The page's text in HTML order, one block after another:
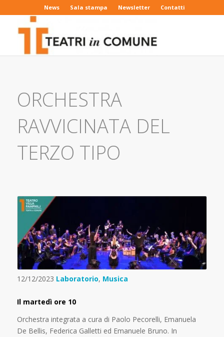
News Sala stampa Newsletter Contatti
ORCHESTRA
RAVVICINATA DEL
TERZO TIPO
12/12/2023 Laboratorio, Musica
Il martedì ore 10
Orchestra integrata a cura di Paolo Pecorelli, Emanuela
De Bellis, Federica Galletti ed Emanuele Bruno. In